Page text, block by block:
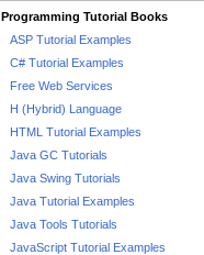
Programming Tutorial Books
ASP Tutorial Examples
C# Tutorial Examples
Free Web Services
H (Hybrid) Language
HTML Tutorial Examples
Java GC Tutorials
Java Swing Tutorials
Java Tutorial Examples
Java Tools Tutorials
JavaScript Tutorial Examples